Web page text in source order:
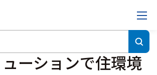
ーションで住環境